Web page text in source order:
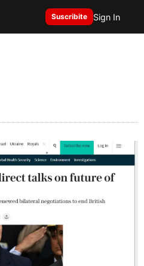
Suscribite Sign In